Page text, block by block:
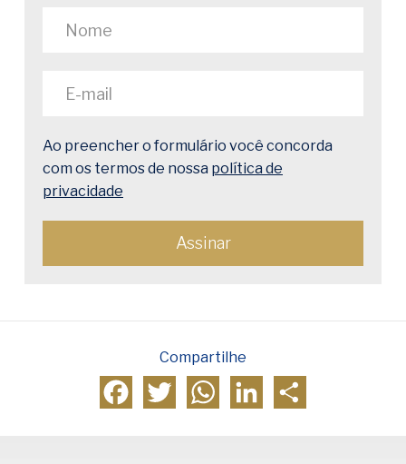
Ao preencher o formulário você concorda
com os termos de nossa política de
privacidade
Compartilhe
FacebookTwitter WhatsAppLinkedIn